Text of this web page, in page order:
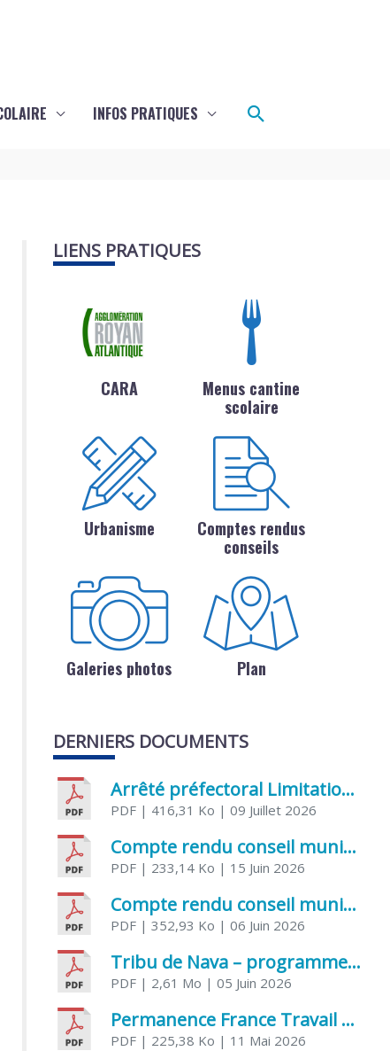
INFOS PRATIQUES Rechercher
LIENS PRATIQUES
CARA
Menus cantine
scolaire
Urbanisme
Comptes rendus
conseils
Galeries photos Plan
DERNIERS DOCUMENTS
Arrêté préfectoral Limitation provisoire des usages de l’eau
PDF | 416,31 Ko | 09 Juillet 2026
Compte rendu conseil municipal 5 juin 2026 sénatoriale
PDF | 233,14 Ko | 15 Juin 2026
Compte rendu conseil municipal – 21 avril 2026
PDF | 352,93 Ko | 06 Juin 2026
Tribu de Nava – programme et inscriptions été 2026
PDF | 2,61 Mo | 05 Juin 2026
Permanence France Travail au CCAS de Saujon Juin 2026
PDF | 225,38 Ko | 11 Mai 2026